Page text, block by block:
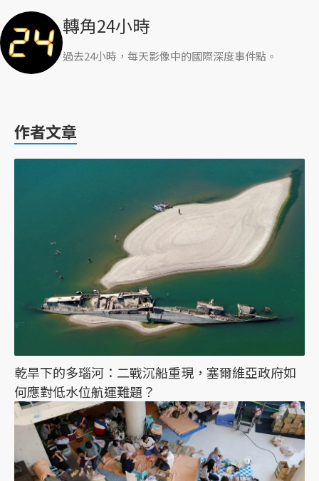
轉角24小時
過去24小時，每天影像中的國際深度事件點。
作者文章
乾旱下的多瑙河：二戰沉船重現，塞爾維亞政府如
何應對低水位航運難題？